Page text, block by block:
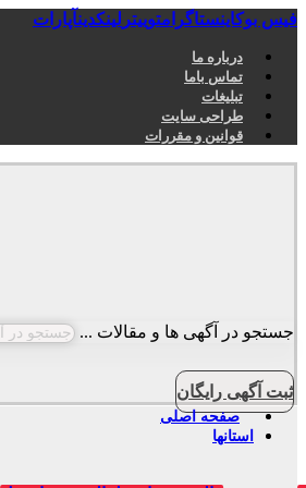
فیس بوکاینستاگرامتوییتر لینکدینآپارات
درباره ما
تماس باما
تبلیغات
طراحی سایت
قوانین و مقررات
جستجو در آگهی ها و مقالات ...
ثبت آگهی رایگان
صفحه اصلی
استانها